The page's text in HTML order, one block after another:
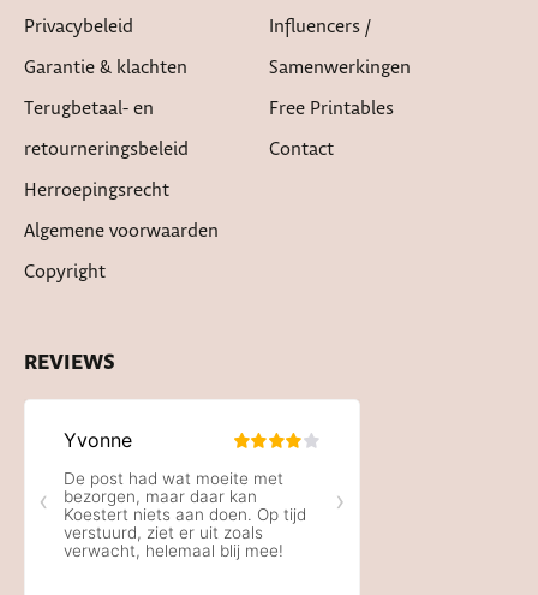
Privacybeleid
Garantie & klachten
Terugbetaal- en
retourneringsbeleid
Herroepingsrecht
Algemene voorwaarden
Copyright
Influencers /
Samenwerkingen
Free Printables
Contact
REVIEWS